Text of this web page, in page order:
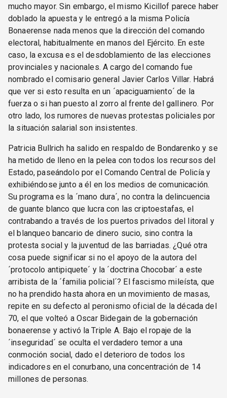
mucho mayor. Sin embargo, el mismo Kicillof parece haber
doblado la apuesta y le entregó a la misma Policía
Bonaerense nada menos que la dirección del comando
electoral, habitualmente en manos del Ejército. En este
caso, la excusa es el desdoblamiento de las elecciones
provinciales y nacionales. A cargo del comando fue
nombrado el comisario general Javier Carlos Villar. Habrá
que ver si esto resulta en un ´apaciguamiento´ de la
fuerza o si han puesto al zorro al frente del gallinero. Por
otro lado, los rumores de nuevas protestas policiales por
la situación salarial son insistentes.
Patricia Bullrich ha salido en respaldo de Bondarenko y se
ha metido de lleno en la pelea con todos los recursos del
Estado, paseándolo por el Comando Central de Policía y
exhibiéndose junto a él en los medios de comunicación.
Su programa es la ´mano dura´, no contra la delincuencia
de guante blanco que lucra con las criptoestafas, el
contrabando a través de los puertos privados del litoral y
el blanqueo bancario de dinero sucio, sino contra la
protesta social y la juventud de las barriadas. ¿Qué otra
cosa puede significar si no el apoyo de la autora del
´protocolo antipiquete´ y la ´doctrina Chocobar´ a este
arribista de la ´familia policial´? El fascismo mileísta, que
no ha prendido hasta ahora en un movimiento de masas,
repite en su defecto al peronismo oficial de la década del
70, el que volteó a Oscar Bidegain de la gobernación
bonaerense y activó la Triple A. Bajo el ropaje de la
´inseguridad´ se oculta el verdadero temor a una
conmoción social, dado el deterioro de todos los
indicadores en el conurbano, una concentración de 14
millones de personas.